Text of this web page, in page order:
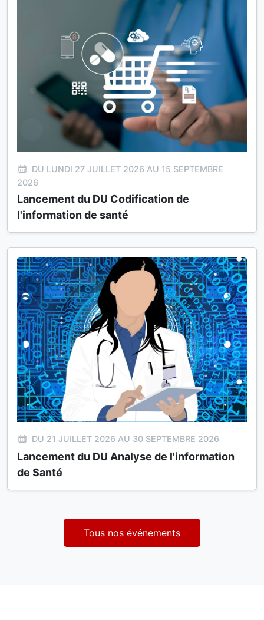
DU LUNDI 27 JUILLET 2026 AU 15 SEPTEMBRE
2026
Lancement du DU Codification de
l'information de santé
DU 21 JUILLET 2026 AU 30 SEPTEMBRE 2026
Lancement du DU Analyse de l'information
de Santé
Tous nos événements